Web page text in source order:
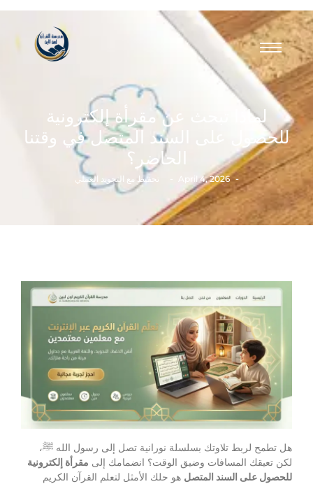
لماذا تبحث عن مقرأة إلكترونية
للحصول على السند المتصل في وقتنا
الحاضر؟
تحفيظ مع التجويد العملي - April 4, 2026 -
هل تطمح لربط تلاوتك بسلسلة نورانية تصل إلى رسول الله ﷺ،
لكن تعيقك المسافات وضيق الوقت؟ انضمامك إلى مقرأة إلكترونية
للحصول على السند المتصل هو حلك الأمثل لتعلم القرآن الكريم